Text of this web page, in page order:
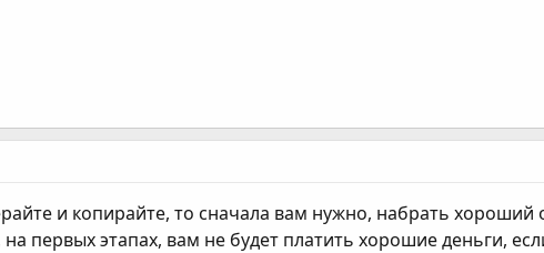
и копирайте, то сначала вам нужно, набрать
на первых этапах, вам не будет платить хорошие деньги,